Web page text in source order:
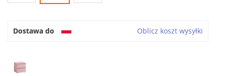
Dostawa do Oblicz koszt wysyłki